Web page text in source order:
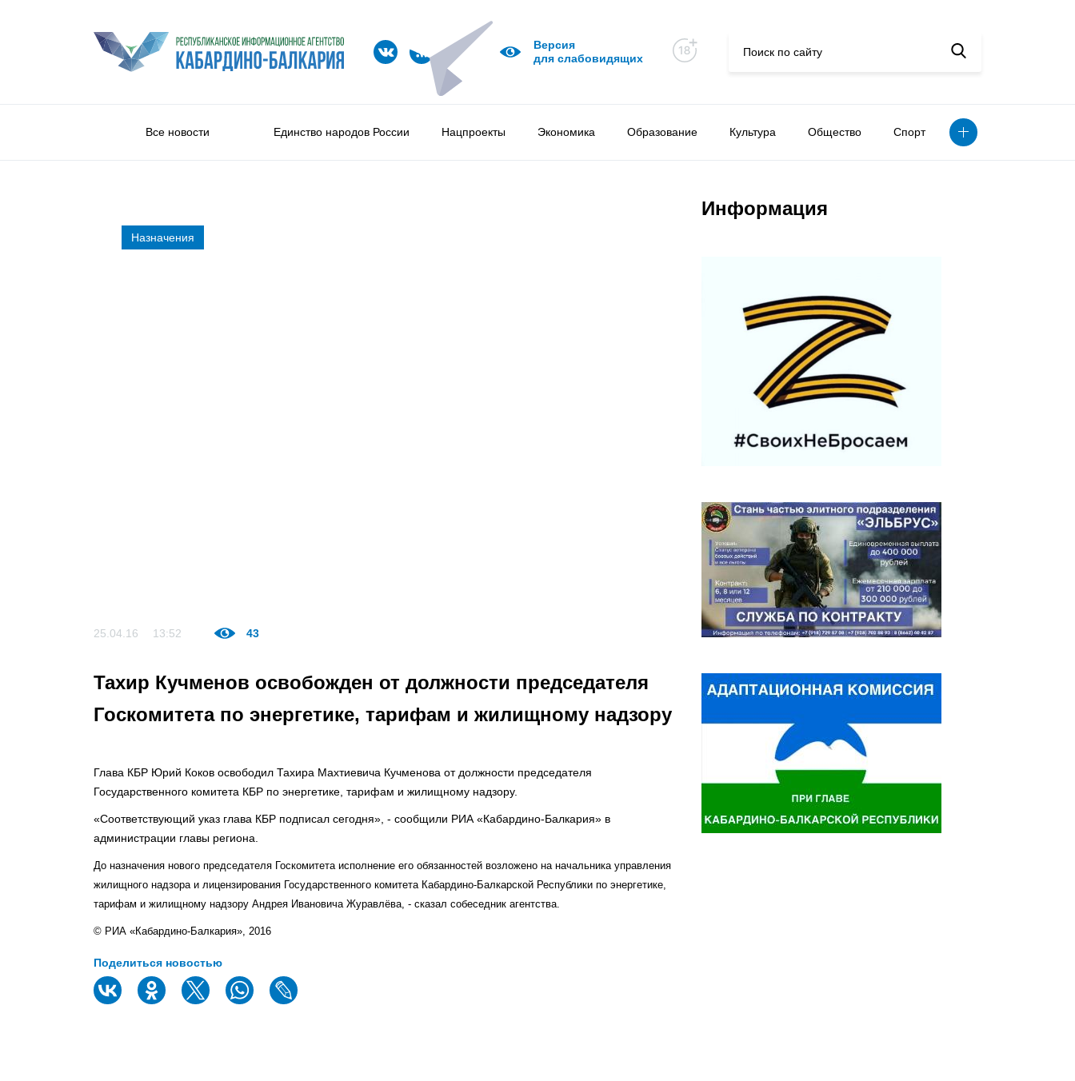
Версия
для слабовидящих
Все новости Единство народов России Нацпроекты Экономика Образование Культура Общество Спорт
Назначения
25.04.16 13:52 43
Тахир Кучменов освобожден от должности председателя
Госкомитета по энергетике, тарифам и жилищному надзору
Глава КБР Юрий Коков освободил Тахира Махтиевича Кучменова от должности председателя
Государственного комитета КБР по энергетике, тарифам и жилищному надзору.
«Соответствующий указ глава КБР подписал сегодня», - сообщили РИА «Кабардино-Балкария» в
администрации главы региона.
До назначения нового председателя Госкомитета исполнение его обязанностей возложено на начальника управления
жилищного надзора и лицензирования Государственного комитета Кабардино-Балкарской Республики по энергетике,
тарифам и жилищному надзору Андрея Ивановича Журавлёва, - сказал собеседник агентства.
© РИА «Кабардино-Балкария», 2016
Поделиться новостью
Информация